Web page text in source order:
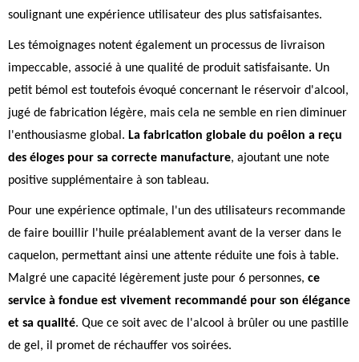
soulignant une expérience utilisateur des plus satisfaisantes.
Les témoignages notent également un processus de livraison
impeccable, associé à une qualité de produit satisfaisante. Un
petit bémol est toutefois évoqué concernant le réservoir d'alcool,
jugé de fabrication légère, mais cela ne semble en rien diminuer
l'enthousiasme global. La fabrication globale du poêlon a reçu
des éloges pour sa correcte manufacture, ajoutant une note
positive supplémentaire à son tableau.
Pour une expérience optimale, l'un des utilisateurs recommande
de faire bouillir l'huile préalablement avant de la verser dans le
caquelon, permettant ainsi une attente réduite une fois à table.
Malgré une capacité légèrement juste pour 6 personnes, ce
service à fondue est vivement recommandé pour son élégance
et sa qualité. Que ce soit avec de l'alcool à brûler ou une pastille
de gel, il promet de réchauffer vos soirées.